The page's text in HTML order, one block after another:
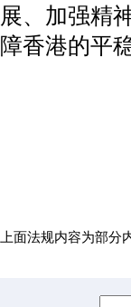
展、加强精
障香港的平
上面法规内容为部分